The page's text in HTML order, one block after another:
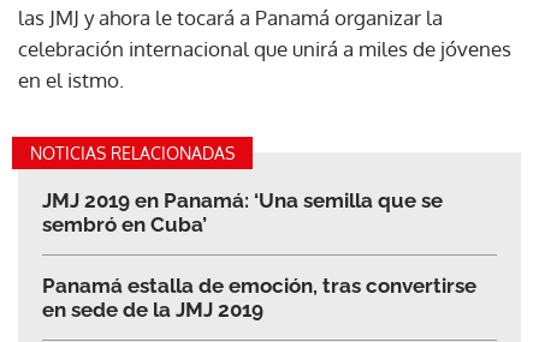
las JMJ y ahora le tocará a Panamá organizar la
celebración internacional que unirá a miles de jóvenes
en el istmo.
NOTICIAS RELACIONADAS
JMJ 2019 en Panamá: ‘Una semilla que se
sembró en Cuba’
Panamá estalla de emoción, tras convertirse
en sede de la JMJ 2019